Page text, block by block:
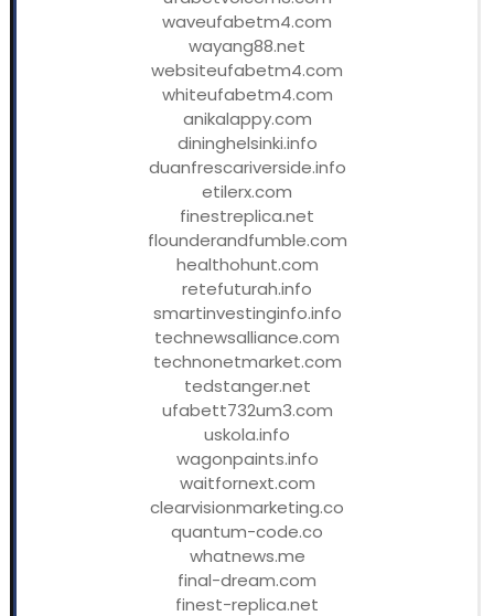
waveufabetm4.com
wayang88.net
websiteufabetm4.com
whiteufabetm4.com
anikalappy.com
dininghelsinki.info
duanfrescariverside.info
etilerx.com
finestreplica.net
flounderandfumble.com
healthohunt.com
retefuturah.info
smartinvestinginfo.info
technewsalliance.com
technonetmarket.com
tedstanger.net
ufabett732um3.com
uskola.info
wagonpaints.info
waitfornext.com
clearvisionmarketing.co
quantum-code.co
whatnews.me
final-dream.com
finest-replica.net